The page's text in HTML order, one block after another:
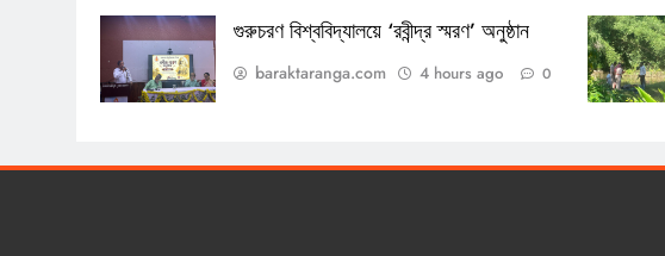
গুরুচরণ বিশ্ববিদ্যালয়ে ‘রবীন্দ্র স্মরণ’ অনুষ্ঠান
baraktaranga.com 4 hours ago 0